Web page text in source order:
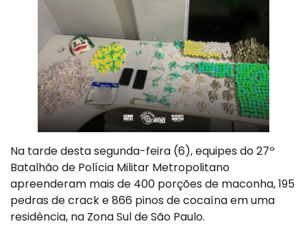
Na tarde desta segunda-feira (6), equipes do 27º
Batalhão de Polícia Militar Metropolitano
apreenderam mais de 400 porções de maconha, 195
pedras de crack e 866 pinos de cocaína em uma
residência, na Zona Sul de São Paulo.